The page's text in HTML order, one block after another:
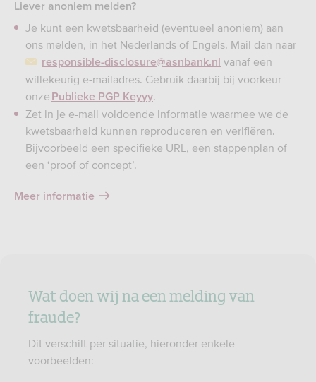
Liever anoniem melden?
Je kunt een kwetsbaarheid (eventueel anoniem) aan
ons melden, in het Nederlands of Engels. Mail dan naar
responsible-disclosure@asnbank.nl vanaf een
willekeurig e-mailadres. Gebruik daarbij bij voorkeur
onze Publieke PGP Keyyy.
Zet in je e-mail voldoende informatie waarmee we de
kwetsbaarheid kunnen reproduceren en verifiëren.
Bijvoorbeeld een specifieke URL, een stappenplan of
een ‘proof of concept’.
Meer informatie
Wat doen wij na een melding van
fraude?
Dit verschilt per situatie, hieronder enkele
voorbeelden: